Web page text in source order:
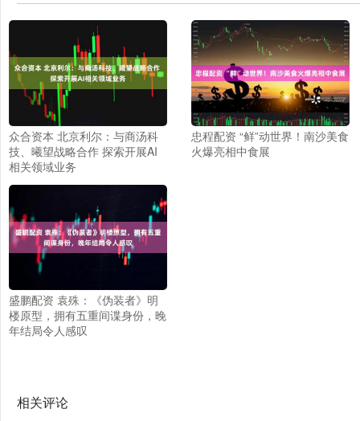
众合资本 北京利尔：与商汤科
技、曦望战略合作 探索开展AI
相关领域业务
忠程配资 “鲜”动世界！南沙美食
火爆亮相中食展
盛鹏配资 袁殊：《伪装者》明
楼原型，拥有五重间谍身份，晚
年结局令人感叹
相关评论